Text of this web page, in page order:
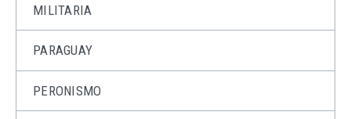
MILITARIA
PARAGUAY
PERONISMO